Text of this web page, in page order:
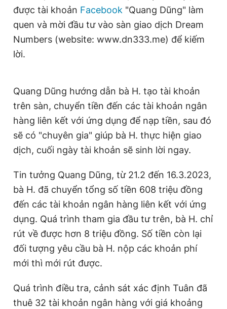
Giấy phép xuất bản số 110/GP - BTTTT cấp ngày 24.3.2020
© 2003-2026 Bản quyền thuộc về Báo Thanh Niên. Cấm sao
chép dưới mọi hình thức nếu không có sự chấp thuận bằng văn
bản. Phát triển bởi ePi Technologies, JSC.
được tài khoản Facebook "Quang Dũng" làm
quen và mời đầu tư vào sàn giao dịch Dream
Numbers (website: www.dn333.me) để kiếm
lời.
Quang Dũng hướng dẫn bà H. tạo tài khoản
trên sàn, chuyển tiền đến các tài khoản ngân
hàng liên kết với ứng dụng để nạp tiền, sau đó
sẽ có "chuyên gia" giúp bà H. thực hiện giao
dịch, cuối ngày tài khoản sẽ sinh lời ngay.
Tin tưởng Quang Dũng, từ 21.2 đến 16.3.2023,
bà H. đã chuyển tổng số tiền 608 triệu đồng
đến các tài khoản ngân hàng liên kết với ứng
dụng. Quá trình tham gia đầu tư trên, bà H. chỉ
rút về được hơn 8 triệu đồng. Số tiền còn lại
đối tượng yêu cầu bà H. nộp các khoản phí
mới thì mới rút được.
Quá trình điều tra, cảnh sát xác định Tuân đã
thuê 32 tài khoản ngân hàng với giá khoảng